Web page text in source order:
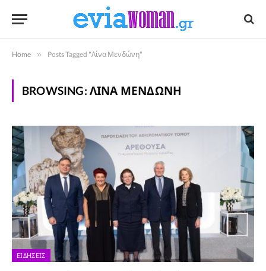
Home » Posts Tagged "Λίνα Μενδώνη"
BROWSING: ΛΊΝΑ ΜΕΝΔΏΝΗ
ΕΙΔΉΣΕΙΣ